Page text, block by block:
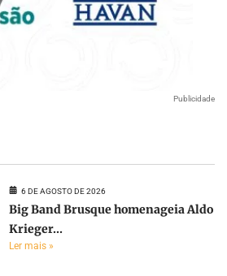
Publicidade
6 DE AGOSTO DE 2026
Big Band Brusque homenageia Aldo
Krieger...
Ler mais »